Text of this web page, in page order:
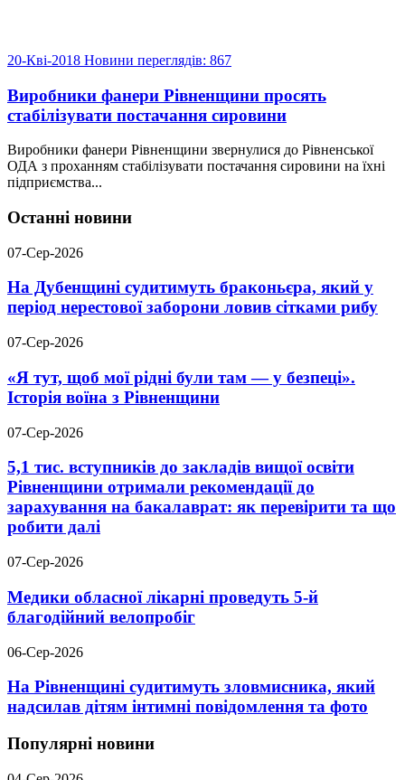
20-Кві-2018 Новини переглядів: 867
Виробники фанери Рівненщини просять
стабілізувати постачання сировини
Виробники фанери Рівненщини звернулися до Рівненської
ОДА з проханням стабілізувати постачання сировини на їхні
підприємства...
Останні новини
07-Сер-2026
На Дубенщині судитимуть браконьєра, який у
період нерестової заборони ловив сітками рибу
07-Сер-2026
«Я тут, щоб мої рідні були там — у безпеці».
Історія воїна з Рівненщини
07-Сер-2026
5,1 тис. вступників до закладів вищої освіти
Рівненщини отримали рекомендації до
зарахування на бакалаврат: як перевірити та що
робити далі
07-Сер-2026
Медики обласної лікарні проведуть 5-й
благодійний велопробіг
06-Сер-2026
На Рівненщині судитимуть зловмисника, який
надсилав дітям інтимні повідомлення та фото
Популярні новини